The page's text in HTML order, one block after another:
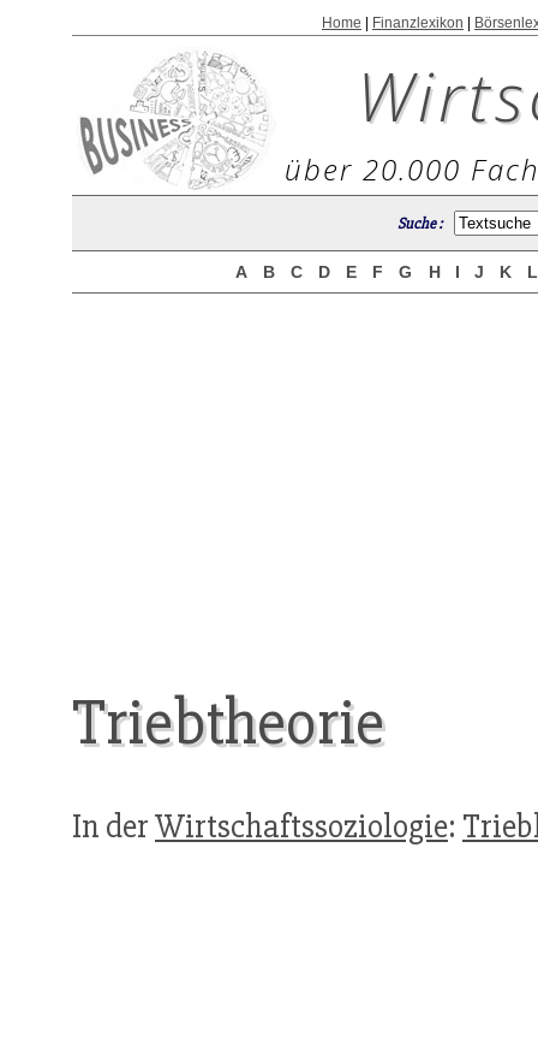
Home Finanzlexikon
über 20.000
Suche :
A B C D E F G H I J K
Triebtheorie
In derWirtschaftssoziologie: